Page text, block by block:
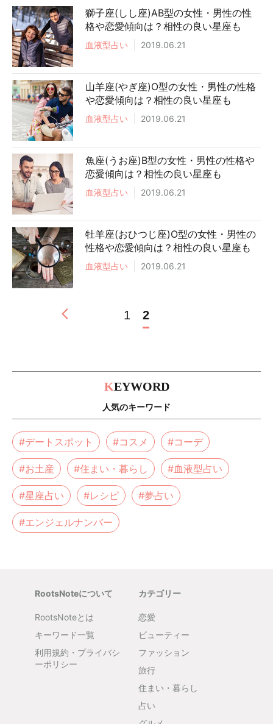
獅子座(しし座)AB型の女性・男性の性
格や恋愛傾向は？相性の良い星座も
血液型占い 2019.06.21
山羊座(やぎ座)O型の女性・男性の性格
や恋愛傾向は？相性の良い星座も
血液型占い 2019.06.21
魚座(うお座)B型の女性・男性の性格や
恋愛傾向は？相性の良い星座も
血液型占い 2019.06.21
牡羊座(おひつじ座)O型の女性・男性の
性格や恋愛傾向は？相性の良い星座も
血液型占い 2019.06.21
1 2
KEYWORD
人気のキーワード
#デートスポット #コスメ #コーデ
#お土産 #住まい・暮らし #血液型占い
#星座占い #レシピ #夢占い
#エンジェルナンバー
RootsNoteについて
RootsNoteとは
キーワード一覧
利用規約・プライバシ
ーポリシー
カテゴリー
恋愛
ビューティー
ファッション
旅行
住まい・暮らし
占い